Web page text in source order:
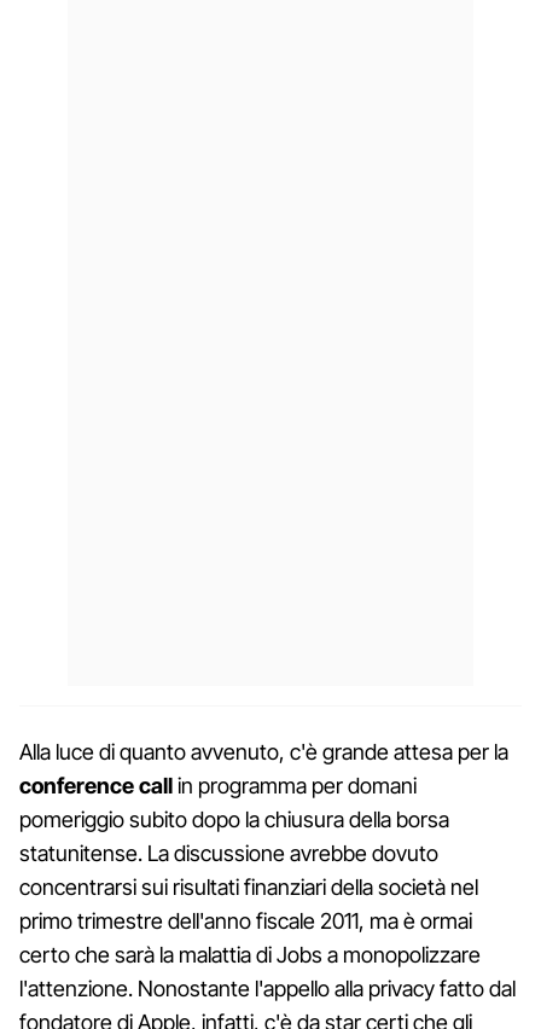
Alla luce di quanto avvenuto, c'è grande attesa per la
conference callin programma per domani
pomeriggio subito dopo la chiusura della borsa
statunitense. La discussione avrebbe dovuto
concentrarsi sui risultati finanziari della società nel
primo trimestre dell'anno fiscale 2011, ma è ormai
certo che sarà la malattia di Jobs a monopolizzare
l'attenzione. Nonostante l'appello alla privacy fatto dal
fondatore di Apple, infatti, c'è da star certi che gli